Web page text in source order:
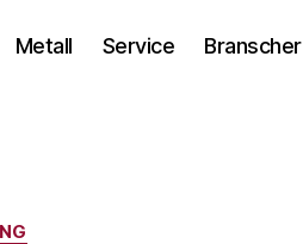
Metall Service Branscher